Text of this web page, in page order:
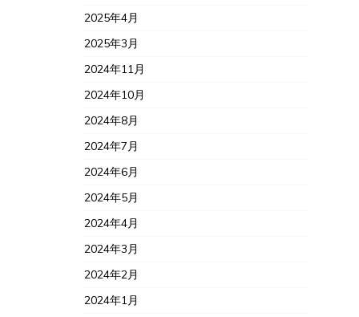
2025年4月
2025年3月
2024年11月
2024年10月
2024年8月
2024年7月
2024年6月
2024年5月
2024年4月
2024年3月
2024年2月
2024年1月